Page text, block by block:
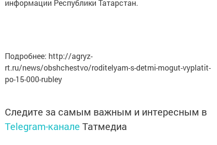
информации Республики Татарстан.
Подробнее: http://agryz-
rt.ru/news/obshchestvo/roditelyam-s-detmi-mogut-vyplatit-
po-15-000-rubley
Следите за самым важным и интересным в
Telegram-канале Татмедиа